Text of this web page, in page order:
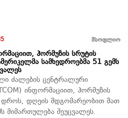
მსოფლიო
ჰორმუზის სრუტის
სამხედროებმა 51 გემს
ძალების ცენტრალური
ინფორმაციით, ჰორმუზის
დღეის მდგომარეობით მათ
მიმართულება შეუცვალეს.